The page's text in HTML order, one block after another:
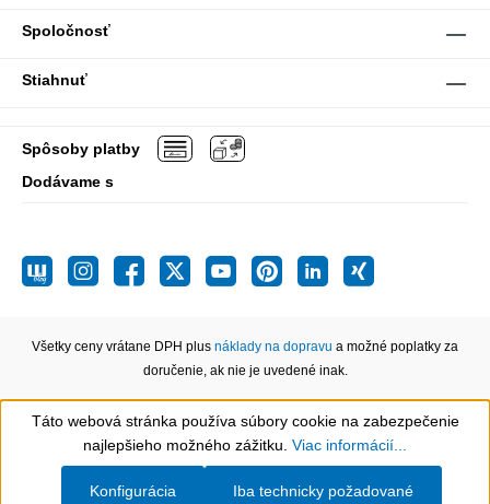
Spoločnosť
Stiahnuť
Spôsoby platby
Dodávame s
Všetky ceny vrátane DPH plus náklady na dopravu a možné poplatky za
doručenie, ak nie je uvedené inak.
Show toolbar
Táto webová stránka používa súbory cookie na zabezpečenie
najlepšieho možného zážitku. Viac informácií...
Iba technicky požadované
Konfigurácia